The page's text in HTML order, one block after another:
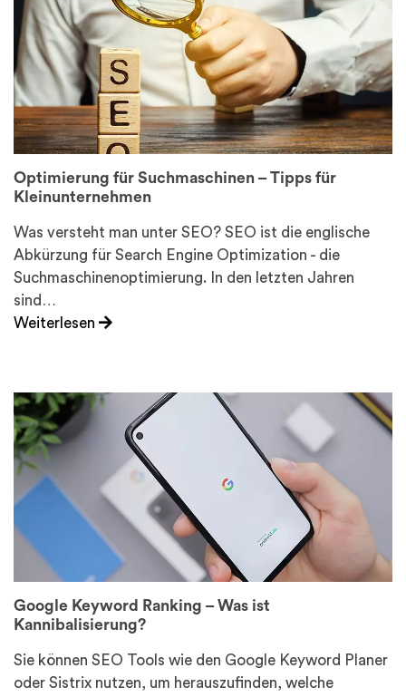
Optimierung für Suchmaschinen – Tipps für
Kleinunternehmen
Was versteht man unter SEO? SEO ist die englische
Abkürzung für Search Engine Optimization - die
Suchmaschinenoptimierung. In den letzten Jahren
sind…
Weiterlesen
Google Keyword Ranking – Was ist
Kannibalisierung?
Sie können SEO Tools wie den Google Keyword Planer
oder Sistrix nutzen, um herauszufinden, welche